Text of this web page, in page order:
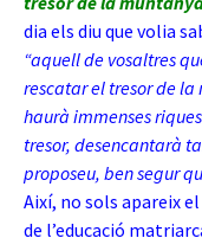
dia els diu que volia
“aquell de vosaltres
rescatar el tresor de
haurà immenses
tresor, desencantarà
proposeu, ben segur
Així, no sols apareix
de l’educació